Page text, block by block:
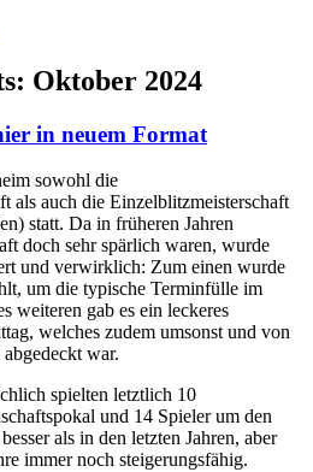
Oktober 2024
in neuem Format
sowohl die
als auch die Einzelblitzmeisterschaft
statt. Da in früheren Jahren
doch sehr spärlich waren, wurde
und verwirklich: Zum einen wurde
um die typische Terminfülle im
weiteren gab es ein leckeres
welches zudem umsonst und von
war.
spielten letztlich 10
und 14 Spieler um den
als in den letzten Jahren, aber
immer noch steigerungsfähig.